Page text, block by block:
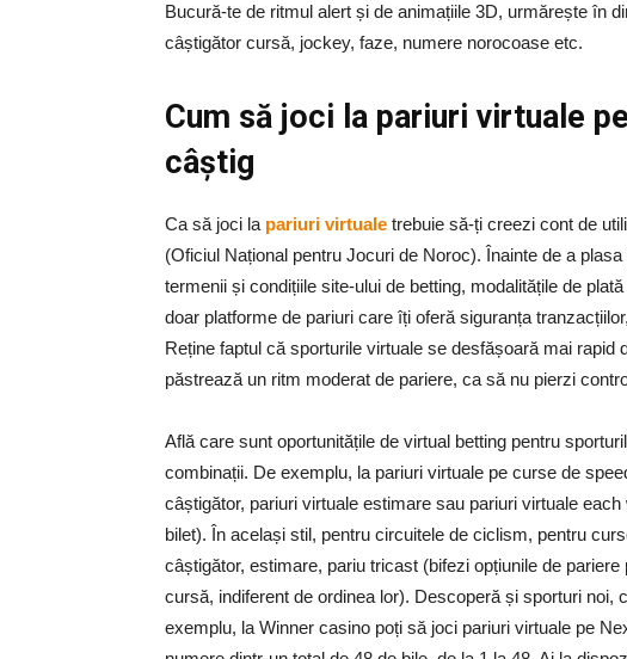
Bucură-te de ritmul alert și de animațiile 3D, urmărește în
câștigător cursă, jockey, faze, numere norocoase etc.
Cum să joci la pariuri virtuale
câștig
Ca să joci la pariuri virtuale trebuie să-ți creezi cont de
(Oficiul Național pentru Jocuri de Noroc). Înainte de a
termenii și condițiile site-ului de betting, modalitățile de
doar platforme de pariuri care îți oferă siguranța
Reține faptul că sporturile virtuale se desfășoară mai
păstrează un ritm moderat de pariere, ca să nu pierzi
Află care sunt oportunitățile de virtual betting pentru
combinații. De exemplu, la pariuri virtuale pe curse de
câștigător, pariuri virtuale estimare sau pariuri virtuale
bilet). În același stil, pentru circuitele de ciclism, pentru
câștigător, estimare, pariu tricast (bifezi opțiunile de
cursă, indiferent de ordinea lor). Descoperă și sporturi
exemplu, la Winner casino poți să joci pariuri virtuale pe